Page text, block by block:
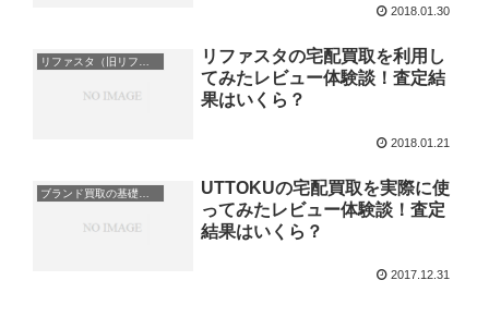
2018.01.30
リファスタの宅配買取を利用し
てみたレビュー体験談！査定結
果はいくら？
2018.01.21
UTTOKUの宅配買取を実際に使
ってみたレビュー体験談！査定
結果はいくら？
2017.12.31